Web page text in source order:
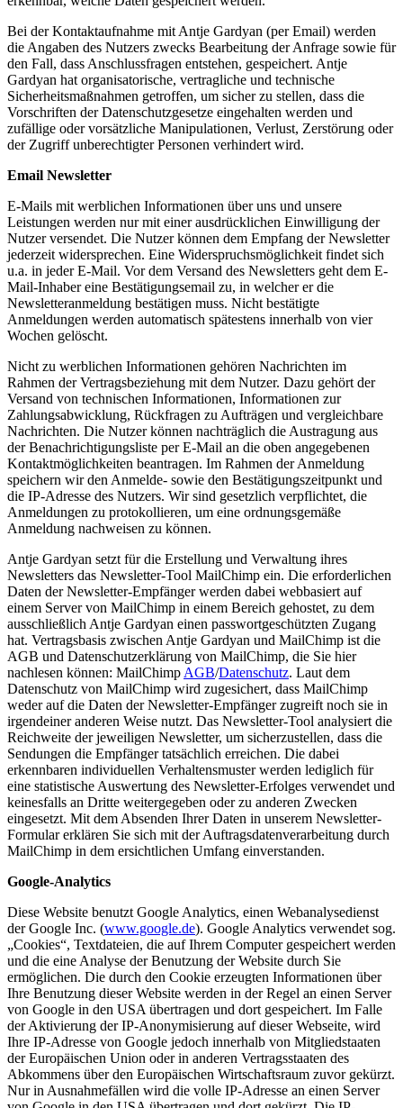
Bei der Kontaktaufnahme mit Antje Gardyan (per Email) werden
die Angaben des Nutzers zwecks Bearbeitung der Anfrage sowie für
den Fall, dass Anschlussfragen entstehen, gespeichert. Antje
Gardyan hat organisatorische, vertragliche und technische
Sicherheitsmaßnahmen getroffen, um sicher zu stellen, dass die
Vorschriften der Datenschutzgesetze eingehalten werden und
zufällige oder vorsätzliche Manipulationen, Verlust, Zerstörung oder
der Zugriff unberechtigter Personen verhindert wird.
Email Newsletter
E-Mails mit werblichen Informationen über uns und unsere
Leistungen werden nur mit einer ausdrücklichen Einwilligung der
Nutzer versendet. Die Nutzer können dem Empfang der Newsletter
jederzeit widersprechen. Eine Widerspruchsmöglichkeit findet sich
u.a. in jeder E-Mail. Vor dem Versand des Newsletters geht dem E-
Mail-Inhaber eine Bestätigungsemail zu, in welcher er die
Newsletteranmeldung bestätigen muss. Nicht bestätigte
Anmeldungen werden automatisch spätestens innerhalb von vier
Wochen gelöscht.
Nicht zu werblichen Informationen gehören Nachrichten im
Rahmen der Vertragsbeziehung mit dem Nutzer. Dazu gehört der
Versand von technischen Informationen, Informationen zur
Zahlungsabwicklung, Rückfragen zu Aufträgen und vergleichbare
Nachrichten. Die Nutzer können nachträglich die Austragung aus
der Benachrichtigungsliste per E-Mail an die oben angegebenen
Kontaktmöglichkeiten beantragen. Im Rahmen der Anmeldung
speichern wir den Anmelde- sowie den Bestätigungszeitpunkt und
die IP-Adresse des Nutzers. Wir sind gesetzlich verpflichtet, die
Anmeldungen zu protokollieren, um eine ordnungsgemäße
Anmeldung nachweisen zu können.
Antje Gardyan setzt für die Erstellung und Verwaltung ihres
Newsletters das Newsletter-Tool MailChimp ein. Die erforderlichen
Daten der Newsletter-Empfänger werden dabei webbasiert auf
einem Server von MailChimp in einem Bereich gehostet, zu dem
ausschließlich Antje Gardyan einen passwortgeschützten Zugang
hat. Vertragsbasis zwischen Antje Gardyan und MailChimp ist die
AGB und Datenschutzerklärung von MailChimp, die Sie hier
nachlesen können: MailChimp AGB/Datenschutz. Laut dem
Datenschutz von MailChimp wird zugesichert, dass MailChimp
weder auf die Daten der Newsletter-Empfänger zugreift noch sie in
irgendeiner anderen Weise nutzt. Das Newsletter-Tool analysiert die
Reichweite der jeweiligen Newsletter, um sicherzustellen, dass die
Sendungen die Empfänger tatsächlich erreichen. Die dabei
erkennbaren individuellen Verhaltensmuster werden lediglich für
eine statistische Auswertung des Newsletter-Erfolges verwendet und
keinesfalls an Dritte weitergegeben oder zu anderen Zwecken
eingesetzt. Mit dem Absenden Ihrer Daten in unserem Newsletter-
Formular erklären Sie sich mit der Auftragsdatenverarbeitung durch
MailChimp in dem ersichtlichen Umfang einverstanden.
Google-Analytics
Diese Website benutzt Google Analytics, einen Webanalysedienst
der Google Inc. (www.google.de). Google Analytics verwendet sog.
„Cookies“, Textdateien, die auf Ihrem Computer gespeichert werden
und die eine Analyse der Benutzung der Website durch Sie
ermöglichen. Die durch den Cookie erzeugten Informationen über
Ihre Benutzung dieser Website werden in der Regel an einen Server
von Google in den USA übertragen und dort gespeichert. Im Falle
der Aktivierung der IP-Anonymisierung auf dieser Webseite, wird
Ihre IP-Adresse von Google jedoch innerhalb von Mitgliedstaaten
der Europäischen Union oder in anderen Vertragsstaaten des
Abkommens über den Europäischen Wirtschaftsraum zuvor gekürzt.
Nur in Ausnahmefällen wird die volle IP-Adresse an einen Server